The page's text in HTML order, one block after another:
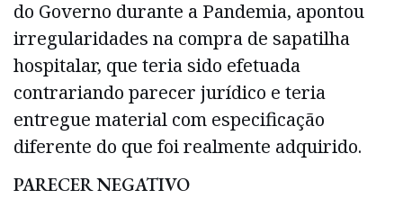
do Governo durante a Pandemia, apontou
irregularidades na compra de sapatilha
hospitalar, que teria sido efetuada
contrariando parecer jurídico e teria
entregue material com especificação
diferente do que foi realmente adquirido.
PARECER NEGATIVO